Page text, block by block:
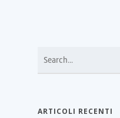
ARTICOLI RECENTI